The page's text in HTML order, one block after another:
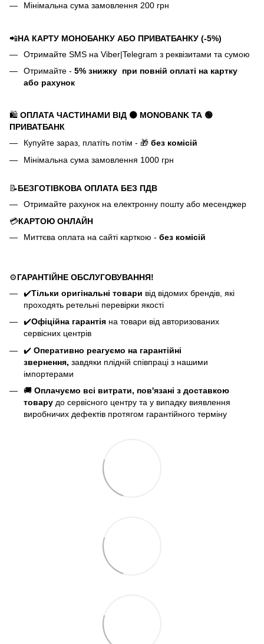
Мінімальна сума замовлення 200 грн
📲НА КАРТУ МОНОБАНКУ АБО ПРИВАТБАНКУ (-5%)
Отримайте SMS на Viber|Telegram з реквізитами та сумою
Отримайте - 5% знижку при повній оплаті на картку
або рахунок
🛍️ ОПЛАТА ЧАСТИНАМИ ВІД ⚫ MONOBANK ТА 🟢
ПРИВАТБАНК
Купуйте зараз, платіть потім - 🎁 без комісій
Мінімальна сума замовлення 1000 грн
📝БЕЗГОТІВКОВА ОПЛАТА БЕЗ ПДВ
Отримайте рахунок на електронну пошту або месенджер
💳КАРТОЮ ОНЛАЙН
Миттєва оплата на сайті карткою - без комісій
⚙️ГАРАНТІЙНЕ ОБСЛУГОВУВАННЯ!
✔️Тільки оригінальні товари від відомих брендів, які
проходять ретельні перевірки якості
✔️Офіційна гарантія на товари від авторизованих
сервісних центрів
✔️ Оперативно реагуємо на гарантійні
звернення, завдяки плідній співпраці з нашими
імпортерами
🚚 Оплачуємо всі витрати, пов'язані з доставкою
товару до сервісного центру та у випадку виявлення
виробничих дефектів протягом гарантійного терміну